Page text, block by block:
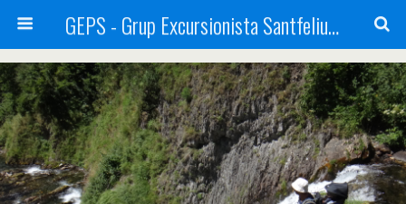
GEPS - Grup Excursionista Santfeliuenc